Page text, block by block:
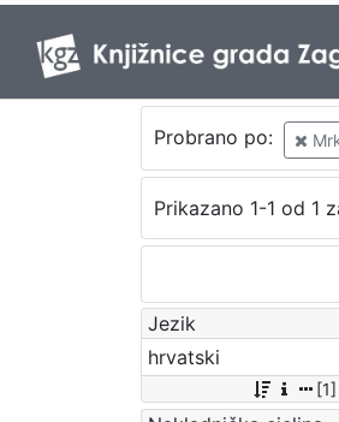
Probrano po:
Prikazano 1-1 od 1
Jezik
hrvatski
[1]